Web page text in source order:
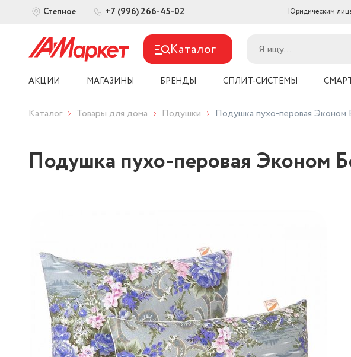
Степное +7 (996) 266-45-02 Юридическим
Каталог
АКЦИИ МАГАЗИНЫ БРЕНДЫ СПЛИТ-СИСТЕМЫ
Каталог Товары для дома Подушки Подушка пухо-перовая
Подушка пухо-перовая Эконом